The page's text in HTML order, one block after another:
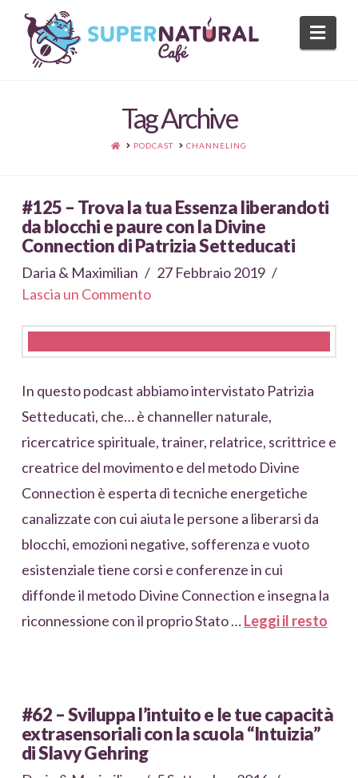
Tag Archive
HOMEPODCAST CHANNELING
#125 – Trova la tua Essenza liberandoti
da blocchi e paure con la Divine
Connection di Patrizia Setteducati
Daria & Maximilian
27 Febbraio 2019
Lascia un Commento
In questo podcast abbiamo intervistato Patrizia
Setteducati, che… è channeller naturale,
ricercatrice spirituale, trainer, relatrice, scrittrice e
creatrice del movimento e del metodo Divine
Connection è esperta di tecniche energetiche
canalizzate con cui aiuta le persone a liberarsi da
blocchi, emozioni negative, sofferenza e vuoto
esistenziale tiene corsi e conferenze in cui
diffonde il metodo Divine Connection e insegna la
riconnessione con il proprio Stato …Leggi il resto
#62 – Sviluppa l’intuito e le tue capacità
extrasensoriali con la scuola “Intuizia”
di Slavy Gehring